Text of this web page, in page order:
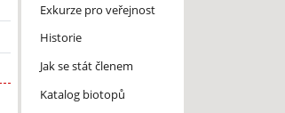
Exkurze pro veřejnost
Historie
Jak se stát členem
Katalog biotopů